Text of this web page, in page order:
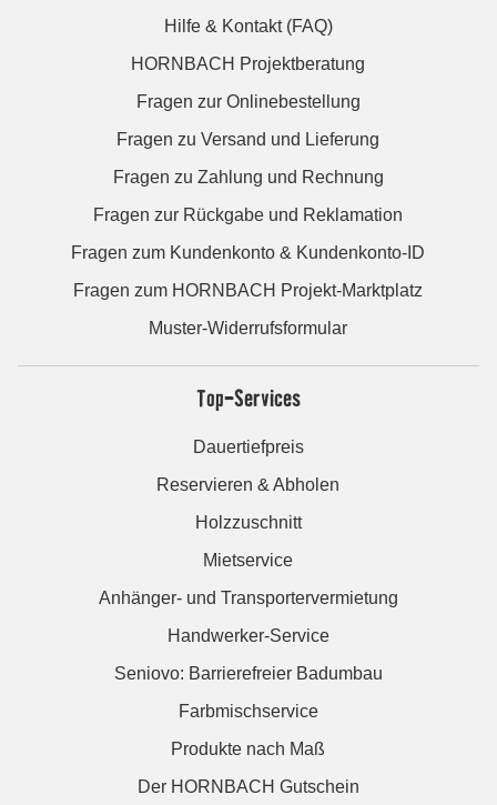
Hilfe & Kontakt (FAQ)
HORNBACH Projektberatung
Fragen zur Onlinebestellung
Fragen zu Versand und Lieferung
Fragen zu Zahlung und Rechnung
Fragen zur Rückgabe und Reklamation
Fragen zum Kundenkonto & Kundenkonto-ID
Fragen zum HORNBACH Projekt-Marktplatz
Muster-Widerrufsformular
Top-Services
Dauertiefpreis
Reservieren & Abholen
Holzzuschnitt
Mietservice
Anhänger- und Transportervermietung
Handwerker-Service
Seniovo: Barrierefreier Badumbau
Farbmischservice
Produkte nach Maß
Der HORNBACH Gutschein